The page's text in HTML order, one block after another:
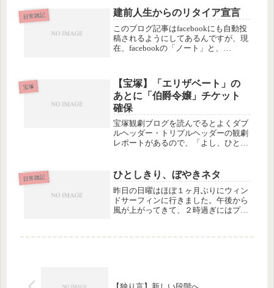
いきさつでした(O.O;)(oo;)うかうかし
てる間に、オ...
日常雑記 建前人生からのリタイア宣言
このブログ記事はfacebookにも自動投
稿されるようにしてあるんですが、現
在、facebookの「ノート」と、
で、フォロワーの方にはじゃまくさく
感じられるかも...
宝塚
【宝塚】「エリザベート」の
あとに「伯爵令嬢」チケット
確保
宝塚観劇ブログを読んでるとよくダブ
ルヘッダー・トリプルヘッダーの観劇
レポートがあるので、「よし、ひとつ
の日生劇場の「伯爵令嬢」夜公演のチ
ケットを確保しました。『伯爵令嬢』
...
日常雑記 ひとしきり、ぼやきネタ
昨日の日曜はほぼ１ヶ月ぶりにウィン
ドサーフィンに行きました。午後から
風が上がってきて、２時過ぎにはプレ